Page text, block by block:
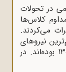
مهمی در تحولات
کلاس‌ها
می‌کردند.
نیروهای
انقلابی در جریان نهضت امام در سال 1357 بوده‌اند. در